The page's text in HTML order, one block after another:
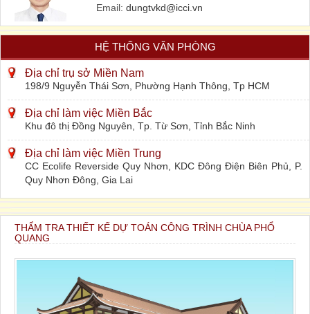
Email: dungtvkd@icci.vn
HỆ THỐNG VĂN PHÒNG
Địa chỉ trụ sở Miền Nam
198/9 Nguyễn Thái Sơn, Phường Hạnh Thông, Tp HCM
Địa chỉ làm việc Miền Bắc
Khu đô thị Đồng Nguyên, Tp. Từ Sơn, Tỉnh Bắc Ninh
Địa chỉ làm việc Miền Trung
CC Ecolife Reverside Quy Nhơn, KDC Đông Điện Biên Phủ, P.
Quy Nhơn Đông, Gia Lai
THẨM TRA THIẾT KẾ DỰ TOÁN CÔNG TRÌNH CHÙA PHỔ
QUANG